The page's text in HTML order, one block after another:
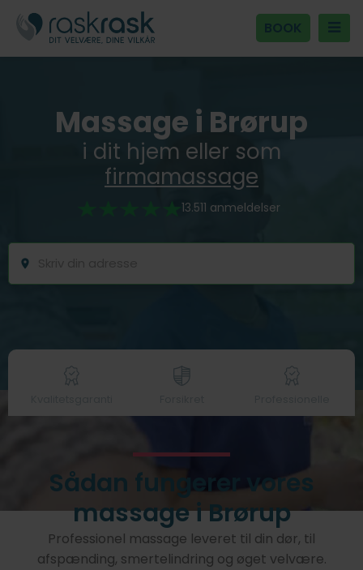
BOOK
Massage i Brørup
i dit hjem eller som
firmamassage
13.511 anmeldelser
Sådan fungerer vores
massage i Brørup
Professionel massage leveret til din dør, til
afspænding, smertelindring og øget velvære.